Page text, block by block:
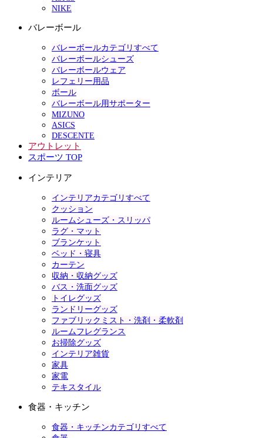
NIKE
バレーボール
バレーボールカテゴリすべて
バレーボールシューズ
バレーボールウェア
レフェリー用品
ボール
バレーボール用サポーター
MIZUNO
ASICS
DESCENTE
アウトレット
スポーツ TOP
インテリア
インテリアカテゴリすべて
クッション
ルームシューズ・スリッパ
ラグ・マット
ブランケット
ベッド・寝具
カーテン
収納・収納グッズ
バス・洗面グッズ
トイレグッズ
ランドリーグッズ
ファブリックミスト・洗剤・柔軟剤
ルームフレグランス
お掃除グッズ
インテリア雑貨
家具
家電
テキスタイル
食器・キッチン
食器・キッチンカテゴリすべて